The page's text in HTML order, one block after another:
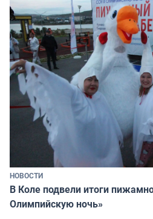
НОВОСТИ
В Коле подвели итоги
Олимпийскую ночь»